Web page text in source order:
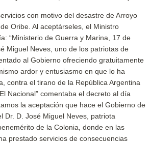
con motivo del desastre de Arroyo
Oribe. Al aceptárseles, el Ministro
“Ministerio de Guerra y Marina, 17 de
Miguel Neves, uno de los patriotas de
al Gobierno ofreciendo gratuitamente
ardor y entusiasmo en que lo ha
contra el tirano de la República Argentina
Nacional” comentaba el decreto al día
la aceptación que hace el Gobierno de
Dr. D. José Miguel Neves, patriota
de la Colonia, donde en las
prestado servicios de consecuencias